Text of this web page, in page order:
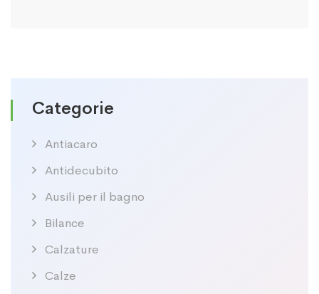
Categorie
Antiacaro
Antidecubito
Ausili per il bagno
Bilance
Calzature
Calze